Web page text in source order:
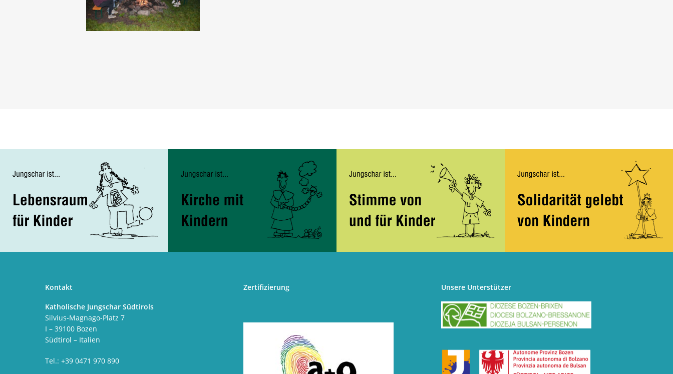
Kontakt
Katholische Jungschar Südtirols
Silvius-Magnago-Platz 7
I – 39100 Bozen
Südtirol – Italien
Tel.: +39 0471 970 890
Zertifizierung Unsere Unterstützer